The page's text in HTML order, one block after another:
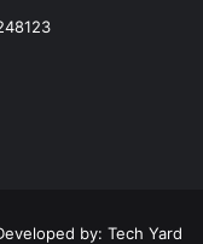
by: Tech Yard